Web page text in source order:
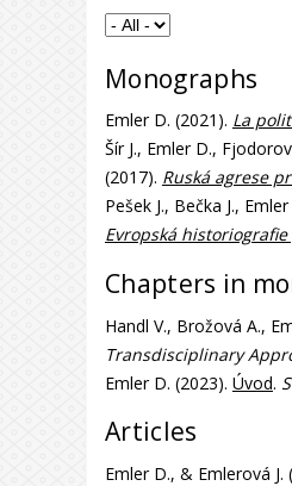
Monographs
Emler D. (2021). La
Šír J., Emler D.,
(2017). Ruská agrese
Pešek J., Bečka J.,
Evropská
Chapters in
Handl V., Brožová A.,
Transdisciplinary
Emler D. (2023). Úvod.
Articles
Emler D., & Emlerová J.